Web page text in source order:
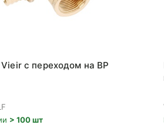
Vieir с переходом на ВР
> 100 шт